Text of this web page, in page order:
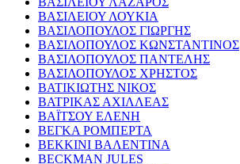
ΒΑΣΙΛΕΙΟΥ ΛΟΥΚΙΑ
ΒΑΣΙΛΟΠΟΥΛΟΣ ΓΙΩΡΓΗΣ
ΒΑΣΙΛΟΠΟΥΛΟΣ ΚΩΝΣΤΑΝΤΙΝΟΣ
ΒΑΣΙΛΟΠΟΥΛΟΣ ΠΑΝΤΕΛΗΣ
ΒΑΣΙΛΟΠΟΥΛΟΣ ΧΡΗΣΤΟΣ
ΒΑΤΙΚΙΩΤΗΣ ΝΙΚΟΣ
ΒΑΤΡΙΚΑΣ ΑΧΙΛΛΕΑΣ
ΒΑΪΤΣΟΥ ΕΛΕΝΗ
ΒΕΓΚΑ ΡΟΜΠΕΡΤΑ
ΒΕΚΚΙΝΙ ΒΑΛΕΝΤΙΝΑ
BECKMAN JULES